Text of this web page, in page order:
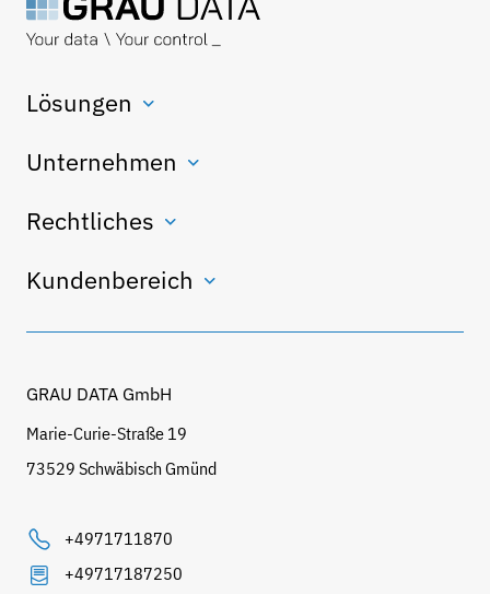
Lösungen
Unternehmen
Rechtliches
Kundenbereich
GRAU DATA GmbH
Marie-Curie-Straße 19
73529 Schwäbisch Gmünd
+4971711870
+49717187250